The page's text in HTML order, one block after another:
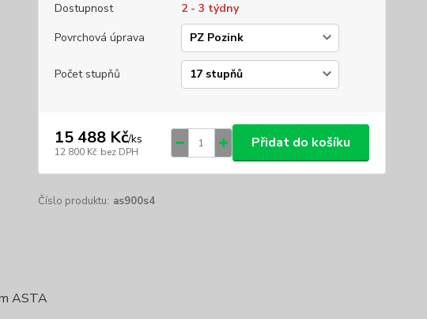
Dostupnost
2 - 3 týdny
Povrchová úprava
Počet stupňů
15 488 Kč/ks
12 800 Kč bez DPH
Přidat do košíku
Číslo produktu: as900s4
ASTA